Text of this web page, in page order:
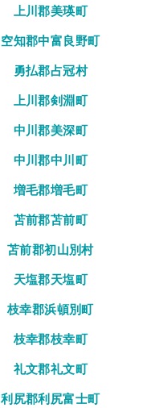
上川郡美瑛町
空知郡中富良野町
勇払郡占冠村
上川郡剣淵町
中川郡美深町
中川郡中川町
増毛郡増毛町
苫前郡苫前町
苫前郡初山別村
天塩郡天塩町
枝幸郡浜頓別町
枝幸郡枝幸町
礼文郡礼文町
利尻郡利尻富士町